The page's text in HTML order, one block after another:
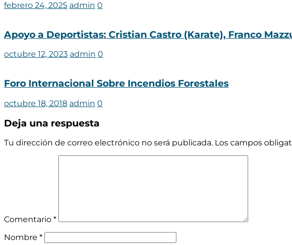
febrero 24, 2025 admin 0
Apoyo a Deportistas: Cristian Castro (Karate), Franco
octubre 12, 2023 admin 0
Foro Internacional Sobre Incendios Forestales
octubre 18, 2018 admin 0
Deja una respuesta
Tu dirección de correo electrónico no será publicada. Los campos
Comentario *
Nombre *